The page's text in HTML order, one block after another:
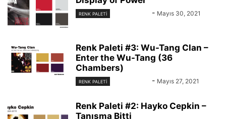
RENK PALETİ - Mayıs 30, 2021
Renk Paleti #3: Wu-Tang Clan –
Enter the Wu-Tang (36
Chambers)
RENK PALETİ - Mayıs 27, 2021
Renk Paleti #2: Hayko Cepkin –
Tanışma Bitti